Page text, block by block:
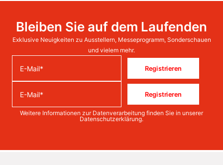
Bleiben Sie auf dem Laufenden
Exklusive Neuigkeiten zu Ausstellern, Messeprogramm, Sonderschauen
und vielem mehr.
Registrieren
Registrieren
Weitere Informationen zur Datenverarbeitung finden Sie in unserer
Datenschutzerklärung.